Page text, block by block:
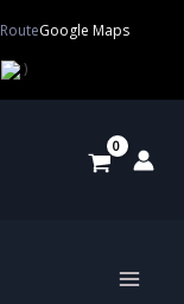
RouteGoogle Maps
)